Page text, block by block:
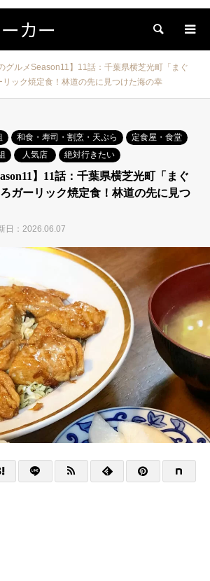
カー 検索
グルメSeason11】11話：千葉県横芝光町「まぐ
ック焼定食！林道の先に見つけた海の幸
和食・寿司・割烹・天ぷら
定食屋・食堂
人気店 絶対行きたい
】11話：千葉県横芝光町「まぐ
ガーリック焼定食！林道の先に見つ
日：2026.06.07